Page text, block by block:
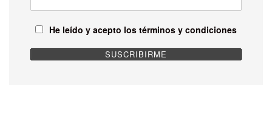
He leído y acepto los términos y condiciones